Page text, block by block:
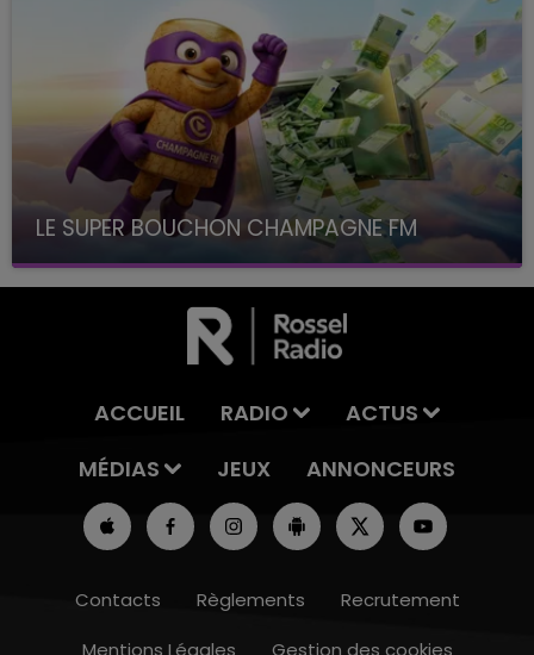
LE SUPER BOUCHON CHAMPAGNE FM
avec La Famille Champagne FM, à 8H10
ACCUEIL RADIO
ACTUS
MÉDIAS
JEUX ANNONCEURS
Contacts Règlements
Recrutement
Mentions Légales
Gestion des cookies